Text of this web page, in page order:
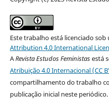
Este trabalho está licenciado sob
Attribution 4.0 International
ARevista Estudos Feministasestá
Atribuição 4.0 Internacional (CC
compartilhamento do trabalho
publicação inicial neste periódico.